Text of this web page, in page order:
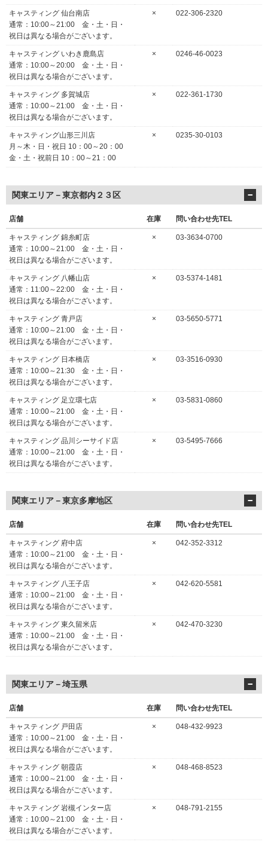
キャスティング 仙台南店
通常：10:00～21:00 金・土・日・
祝日は異なる場合がございます。
× 022-306-2320
キャスティング いわき鹿島店
通常：10:00～20:00 金・土・日・
祝日は異なる場合がございます。
× 0246-46-0023
キャスティング 多賀城店
通常：10:00～21:00 金・土・日・
祝日は異なる場合がございます。
× 022-361-1730
キャスティング山形三川店
月～木・日・祝日 10：00～20：00
金・土・祝前日 10：00～21：00
× 0235-30-0103
関東エリア－東京都内２３区
店舗 在庫 問い合わせ先TEL
キャスティング 錦糸町店
通常：10:00～21:00 金・土・日・
祝日は異なる場合がございます。
× 03-3634-0700
キャスティング 八幡山店
通常：11:00～22:00 金・土・日・
祝日は異なる場合がございます。
× 03-5374-1481
キャスティング 青戸店
通常：10:00～21:00 金・土・日・
祝日は異なる場合がございます。
× 03-5650-5771
キャスティング 日本橋店
通常：10:00～21:30 金・土・日・
祝日は異なる場合がございます。
× 03-3516-0930
キャスティング 足立環七店
通常：10:00～21:00 金・土・日・
祝日は異なる場合がございます。
× 03-5831-0860
キャスティング 品川シーサイド店
通常：10:00～21:00 金・土・日・
祝日は異なる場合がございます。
× 03-5495-7666
関東エリア－東京多摩地区
店舗 在庫 問い合わせ先TEL
キャスティング 府中店
通常：10:00～21:00 金・土・日・
祝日は異なる場合がございます。
× 042-352-3312
キャスティング 八王子店
通常：10:00～21:00 金・土・日・
祝日は異なる場合がございます。
× 042-620-5581
キャスティング 東久留米店
通常：10:00～21:00 金・土・日・
祝日は異なる場合がございます。
× 042-470-3230
関東エリア－埼玉県
店舗 在庫 問い合わせ先TEL
キャスティング 戸田店
通常：10:00～21:00 金・土・日・
祝日は異なる場合がございます。
× 048-432-9923
キャスティング 朝霞店
通常：10:00～21:00 金・土・日・
祝日は異なる場合がございます。
× 048-468-8523
キャスティング 岩槻インター店
通常：10:00～21:00 金・土・日・
祝日は異なる場合がございます。
× 048-791-2155